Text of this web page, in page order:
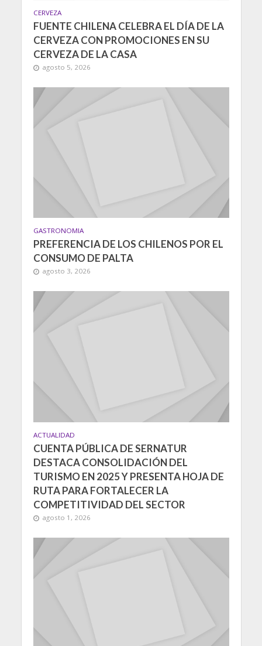
CERVEZA
FUENTE CHILENA CELEBRA EL DÍA DE LA
CERVEZA CON PROMOCIONES EN SU
CERVEZA DE LA CASA
agosto 5, 2026
GASTRONOMIA
PREFERENCIA DE LOS CHILENOS POR EL
CONSUMO DE PALTA
agosto 3, 2026
ACTUALIDAD
CUENTA PÚBLICA DE SERNATUR
DESTACA CONSOLIDACIÓN DEL
TURISMO EN 2025 Y PRESENTA HOJA DE
RUTA PARA FORTALECER LA
COMPETITIVIDAD DEL SECTOR
agosto 1, 2026